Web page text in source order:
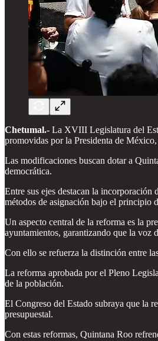
Chetumal.- La XVIII Legislatura del
promovidas por la Presidenta de
Las modificaciones buscan dotar a
democrática.
Entre sus ejes destacan la
métodos de asignación bajo el principio
Un aspecto central de la reforma es la
ayuntamientos, garantizando que la voz
Con ello se refuerza la distinción entre
La reforma aprobada por el Pleno
de la población.
El Congreso del Estado subraya que la
presupuestal.
Con estas reformas, Quintana Roo